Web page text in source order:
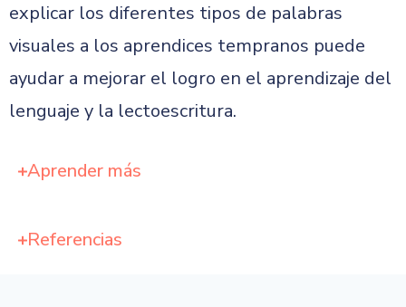
explicar los diferentes tipos de palabras
visuales a los aprendices tempranos puede
ayudar a mejorar el logro en el aprendizaje del
lenguaje y la lectoescritura.
Aprender más
Referencias